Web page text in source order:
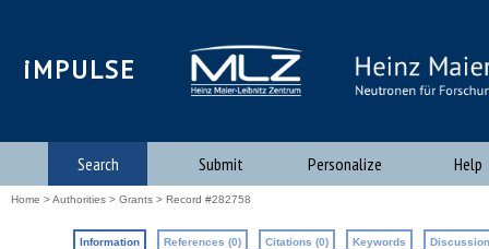
iMPULSE
Search Submit Personalize Help
Home >Authorities > Grants > Record #282758
Information References (0) Citations (0) Keywords